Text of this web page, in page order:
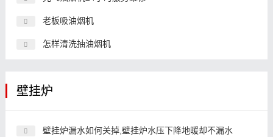
老板吸油烟机
怎样清洗抽油烟机
壁挂炉
壁挂炉漏水如何关掉,壁挂炉水压下降地暖却不漏水